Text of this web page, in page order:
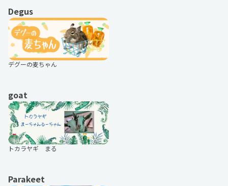
ぺろりん先生
山田yum
のーりー
MOYACO
3匹の執事
おしゃれ大好き陽翔
くう＆ねる
Degus
デグーの麦ちゃん
goat
トカラヤギ まる
Parakeet